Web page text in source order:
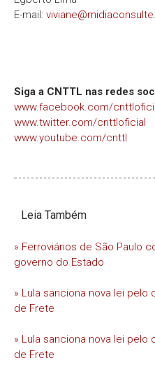
E-mail:
Siga a CNTTL nas redes
www.facebook.com/
www.twitter.com/cnttloficial
www.youtube.com/cnttl
Leia Também
» Ferroviários de São Paulo
governo do Estado
» Lula sanciona nova lei
de Frete
» Lula sanciona nova lei
de Frete